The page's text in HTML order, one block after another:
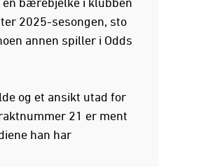
2025-sesongen, sto
annen spiller i Odds
og et ansikt utad for
21 er ment
han har